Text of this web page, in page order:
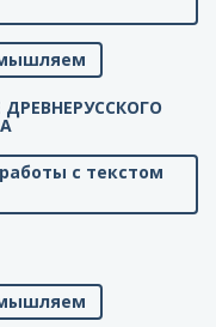
ДРЕВНЕРУССКОГО
с текстом